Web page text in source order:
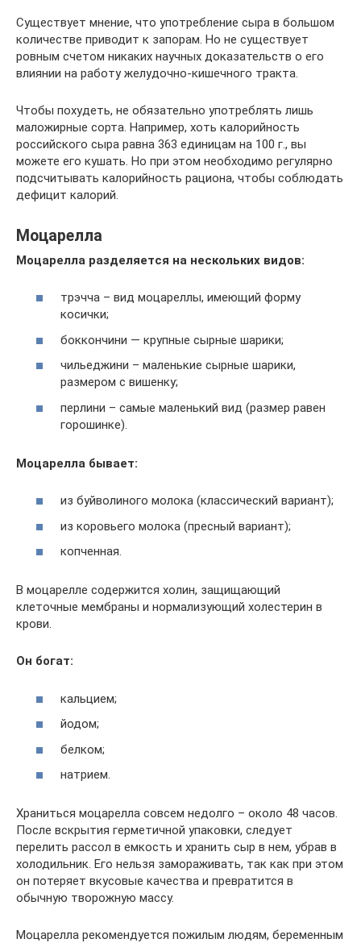
Существует мнение, что употребление сыра в большом
количестве приводит к запорам. Но не существует
ровным счетом никаких научных доказательств о его
влиянии на работу желудочно-кишечного тракта.
Чтобы похудеть, не обязательно употреблять лишь
маложирные сорта. Например, хоть калорийность
российского сыра равна 363 единицам на 100 г., вы
можете его кушать. Но при этом необходимо регулярно
подсчитывать калорийность рациона, чтобы соблюдать
дефицит калорий.
Моцарелла
Моцарелла разделяется на нескольких видов:
трэчча – вид моцареллы, имеющий форму
косички;
боккончини — крупные сырные шарики;
чильеджини – маленькие сырные шарики,
размером с вишенку;
перлини – самые маленький вид (размер равен
горошинке).
Моцарелла бывает:
из буйволиного молока (классический вариант);
из коровьего молока (пресный вариант);
копченная.
В моцарелле содержится холин, защищающий
клеточные мембраны и нормализующий холестерин в
крови.
Он богат:
кальцием;
йодом;
белком;
натрием.
Храниться моцарелла совсем недолго – около 48 часов.
После вскрытия герметичной упаковки, следует
перелить рассол в емкость и хранить сыр в нем, убрав в
холодильник. Его нельзя замораживать, так как при этом
он потеряет вкусовые качества и превратится в
обычную творожную массу.
Моцарелла рекомендуется пожилым людям, беременным